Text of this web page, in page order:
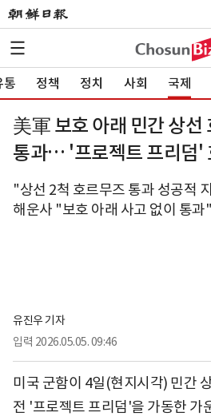
통 정책 정치 사회 국제
美軍 보호 아래 민간 상선
통과… '프로젝트 프리덤'
"상선 2척 호르무즈 통과 성공적
해운사 "보호 아래 사고 없이 통과"
유진우 기자
입력 2026.05.05. 09:46
미국 군함이 4일(현지시각) 민간
전 '프로젝트 프리덤'을 가동한 가